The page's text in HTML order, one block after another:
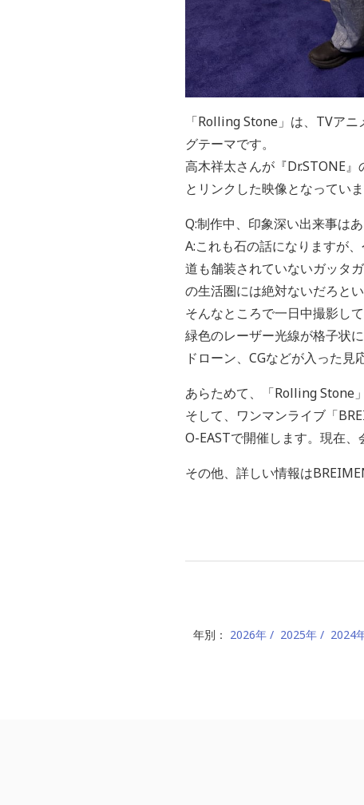
「Rolling Stone」は、TVア
グテーマです。
高木祥太さんが『Dr.STONE
とリンクした映像となっていま
Q:制作中、印象深い出来事は
A:これも石の話になりますが
道も舗装されていないガッタ
の生活圏には絶対ないだろと
そんなところで一日中撮影し
緑色のレーザー光線が格子状
ドローン、CGなどが入った見
あらためて、「Rolling Stone
そして、ワンマンライブ「
O-EASTで開催します。現在、
その他、詳しい情報は
年別： 2026年 2025年 2024